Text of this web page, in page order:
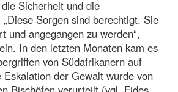
Sicherheit und die
Sorgen sind berechtigt. Sie
und angegangen zu werden“,
In den letzten Monaten kam es
von Südafrikanern auf
Eskalation der Gewalt wurde von